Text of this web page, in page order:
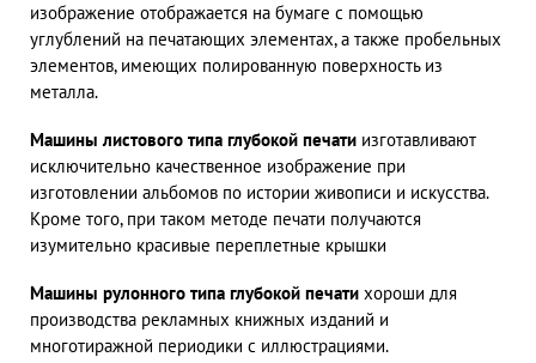
изображение отображается на бумаге с помощью
углублений на печатающих элементах, а также пробельных
элементов, имеющих полированную поверхность из
металла.
Машины листового типа глубокой печати изготавливают
исключительно качественное изображение при
изготовлении альбомов по истории живописи и искусства.
Кроме того, при таком методе печати получаются
изумительно красивые переплетные крышки
Машины рулонного типа глубокой печати хороши для
производства рекламных книжных изданий и
многотиражной периодики с иллюстрациями.